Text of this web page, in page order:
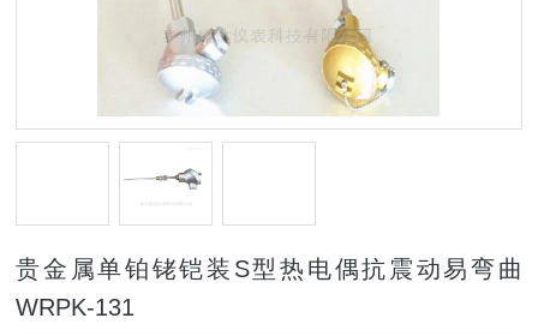
贵金属单铂铑铠装S型热电偶抗震动易弯曲
WRPK-131